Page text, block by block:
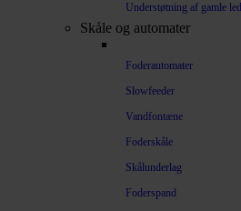
Understøtning af gamle led
Skåle og automater
Foderautomater
Slowfeeder
Vandfontæne
Foderskåle
Skålunderlag
Foderspand